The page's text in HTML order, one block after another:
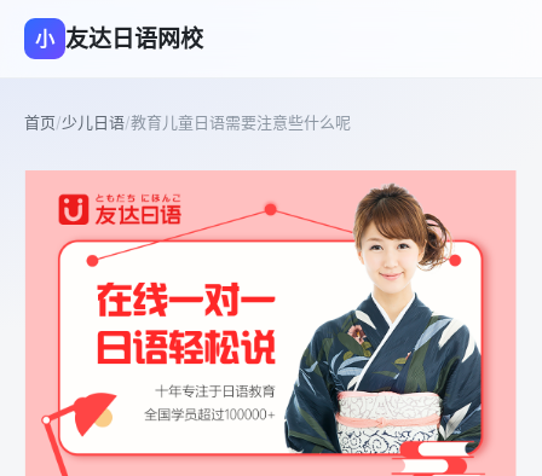
小 友达日语网校
首页/少儿日语/教育儿童日语需要注意些什么呢